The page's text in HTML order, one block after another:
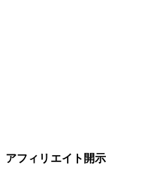
アフィリエイト開示